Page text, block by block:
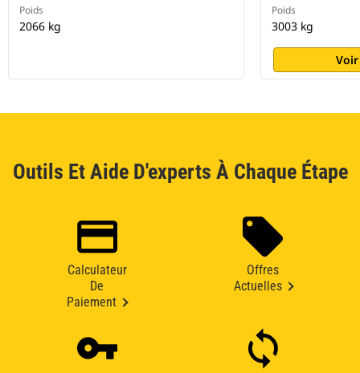
Poids
2066 kg
Poids
3003 kg
Outils Et Aide D'experts À Chaque Étape
Calculateur
De
Paiement
Offres
Actuelles